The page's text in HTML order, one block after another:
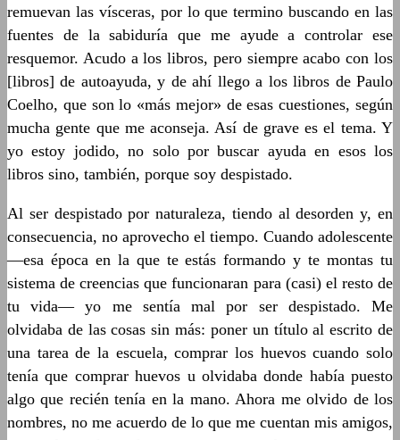
remuevan las vísceras, por lo que termino buscando en las
fuentes de la sabiduría que me ayude a controlar ese
resquemor. Acudo a los libros, pero siempre acabo con los
[libros] de autoayuda, y de ahí llego a los libros de Paulo
Coelho, que son lo «más mejor» de esas cuestiones, según
mucha gente que me aconseja. Así de grave es el tema. Y
yo estoy jodido, no solo por buscar ayuda en esos los
libros sino, también, porque soy despistado.
Al ser despistado por naturaleza, tiendo al desorden y, en
consecuencia, no aprovecho el tiempo. Cuando adolescente
―esa época en la que te estás formando y te montas tu
sistema de creencias que funcionaran para (casi) el resto de
tu vida― yo me sentía mal por ser despistado. Me
olvidaba de las cosas sin más: poner un título al escrito de
una tarea de la escuela, comprar los huevos cuando solo
tenía que comprar huevos u olvidaba donde había puesto
algo que recién tenía en la mano. Ahora me olvido de los
nombres, no me acuerdo de lo que me cuentan mis amigos,